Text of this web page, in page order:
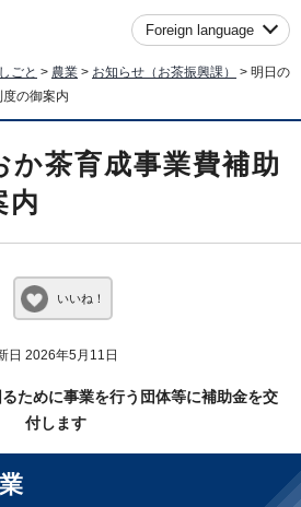
Foreign language
ごと > 農業 > お知らせ（お茶振興課）
> 明日の
の御案内
か茶育成事業費補助
内
いいね！
2026年5月11日
ために事業を行う団体等に補助金を交
付します